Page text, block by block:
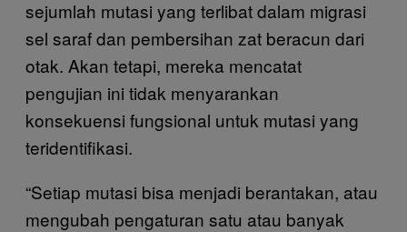
sejumlah mutasi yang terlibat dalam migrasi
sel saraf dan pembersihan zat beracun dari
otak. Akan tetapi, mereka mencatat
pengujian ini tidak menyarankan
konsekuensi fungsional untuk mutasi yang
teridentifikasi.
“Setiap mutasi bisa menjadi berantakan, atau
mengubah pengaturan satu atau banyak